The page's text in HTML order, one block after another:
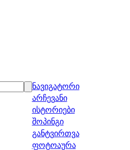
ნავიგატორი
არჩევანი
ისტორიები
შოპინგი
განტვირთვა
ფოტოაურა